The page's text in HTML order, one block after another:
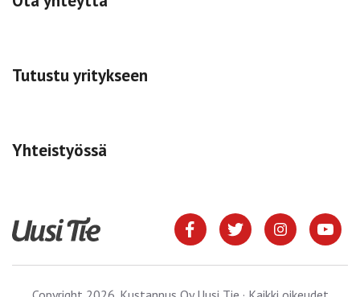
Tutustu yritykseen
Yhteistyössä